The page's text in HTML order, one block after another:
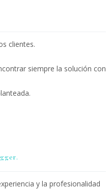
clientes.
siempre la solución con
y la profesionalidad